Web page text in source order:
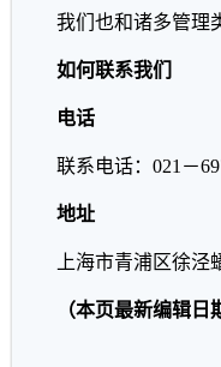
我们也和诸多管理
如何联系我们
电话
联系电话： 021 －
地址
上海市青浦区徐泾
（本页最新编辑日